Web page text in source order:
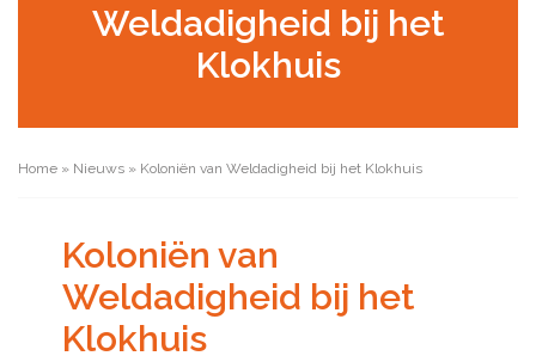
Weldadigheid bij het
Klokhuis
Home » Nieuws » Koloniën van Weldadigheid bij het Klokhuis
Koloniën van
Weldadigheid bij het
Klokhuis